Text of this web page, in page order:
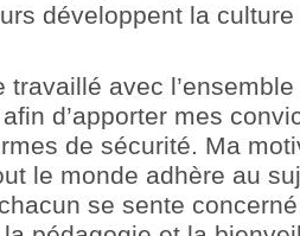
développent la
travaillé avec
d’apporter mes
de sécurité. Ma
le monde adhère au
se sente